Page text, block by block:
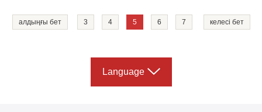
алдыңғы бет 3 4 5 6 7 келесі бет
Language